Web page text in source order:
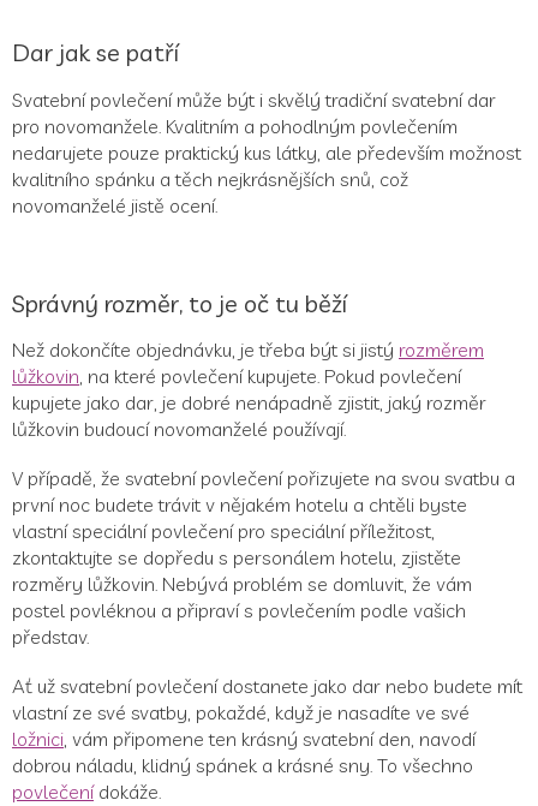
Dar jak se patří
Svatební povlečení může být i skvělý tradiční svatební dar
pro novomanžele. Kvalitním a pohodlným povlečením
nedarujete pouze praktický kus látky, ale především možnost
kvalitního spánku a těch nejkrásnějších snů, což
novomanželé jistě ocení.
Správný rozměr, to je oč tu běží
Než dokončíte objednávku, je třeba být si jistý rozměrem
lůžkovin, na které povlečení kupujete. Pokud povlečení
kupujete jako dar, je dobré nenápadně zjistit, jaký rozměr
lůžkovin budoucí novomanželé používají.
V případě, že svatební povlečení pořizujete na svou svatbu a
první noc budete trávit v nějakém hotelu a chtěli byste
vlastní speciální povlečení pro speciální příležitost,
zkontaktujte se dopředu s personálem hotelu, zjistěte
rozměry lůžkovin. Nebývá problém se domluvit, že vám
postel povléknou a připraví s povlečením podle vašich
představ.
Ať už svatební povlečení dostanete jako dar nebo budete mít
vlastní ze své svatby, pokaždé, když je nasadíte ve své
ložnici, vám připomene ten krásný svatební den, navodí
dobrou náladu, klidný spánek a krásné sny. To všechno
povlečenídokáže.